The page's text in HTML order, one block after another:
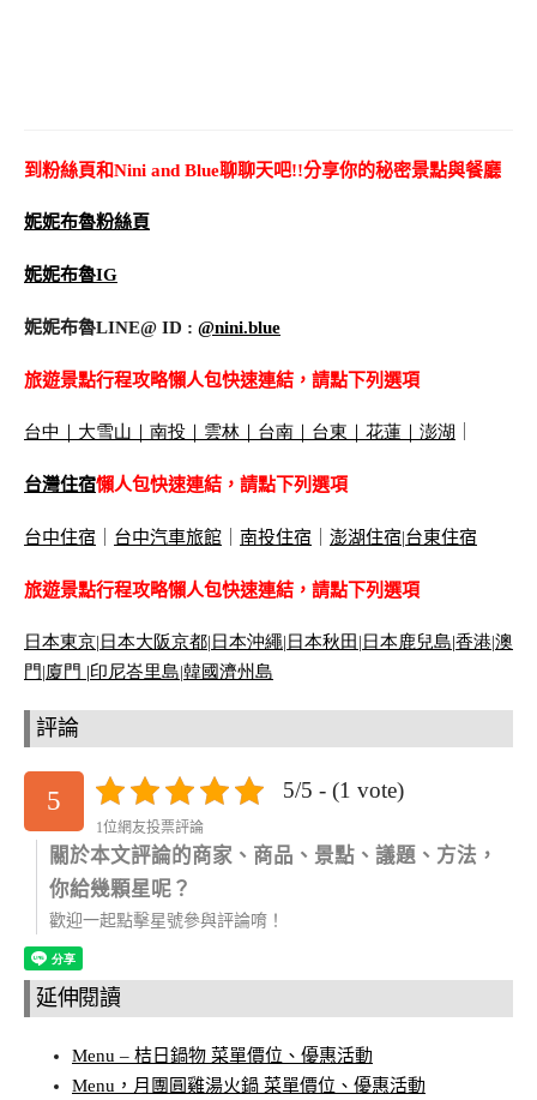
到粉絲頁和Nini and Blue聊聊天吧!!分享你的秘密景點與餐廳
妮妮布魯粉絲頁
妮妮布魯IG
妮妮布魯LINE@ ID : @nini.blue
旅遊景點行程攻略懶人包快速連結，請點下列選項
台中 大雪山 南投 雲林 台南 台東 花蓮 澎湖
台灣住宿懶人包快速連結，請點下列選項
台中住宿 台中汽車旅館 南投住宿 澎湖住宿|台東住宿
旅遊景點行程攻略懶人包快速連結，請點下列選項
日本東京| 日本大阪京都| 日本沖繩| 日本秋田 | 日本鹿兒島|香港|澳
門|廈門 |印尼峇里島|韓國濟州島
評論
5 5/5 - (1 vote)
1位網友投票評論
關於本文評論的商家、商品、景點、議題、方法，
你給幾顆星呢？
歡迎一起點擊星號參與評論唷！
延伸閱讀
Menu – 桔日鍋物 菜單價位、優惠活動
Menu，月團圓雞湯火鍋 菜單價位、優惠活動